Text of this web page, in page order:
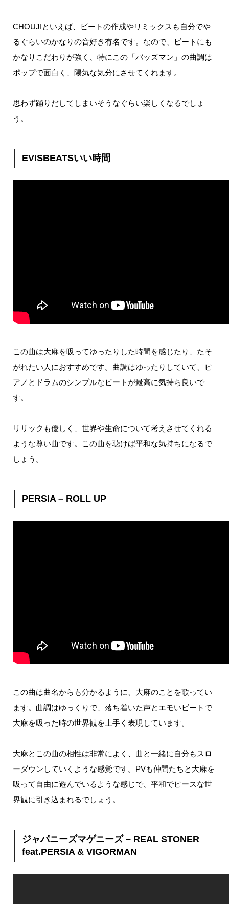
CHOUJIといえば、ビートの作成やリミックスも自分でや
るぐらいのかなりの音好き有名です。 なので、ビートにも
かなりこだわりが強く、特にこの「バッズマン」の曲調は
ポップで面白く、陽気な気分にさせてくれます。
思わず踊りだしてしまいそうなぐらい楽しくなるでしょ
う。
EVISBEATSいい時間
この曲は大麻を吸ってゆったりした時間を感じたり、たそ
がれたい人におすすめです。 曲調はゆったりしていて、ピ
アノとドラムのシンプルなビートが最高に気持ち良いで
す。
リリックも優しく、世界や生命について考えさせてくれる
ような尊い曲です。
この曲を聴けば平和な気持ちになるで
しょう。
PERSIA – ROLL UP
この曲は曲名からも分かるように、大麻のことを歌ってい
ます。 曲調はゆっくりで、落ち着いた声とエモいビートで
大麻を吸った時の世界観を上手く表現しています。
大麻とこの曲の相性は非常によく、曲と一緒に自分もスロ
ーダウンしていくような感覚です。 PVも仲間たちと大麻を
吸って自由に遊んでいるような感じで、平和でピースな世
界観に引き込まれるでしょう。
ジャパニーズマゲニーズ – REAL STONER
feat.PERSIA & VIGORMAN